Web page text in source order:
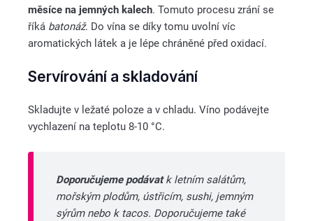
měsíce na jemných kalech. Tomuto procesu zrání se
říká batonáž. Do vína se díky tomu uvolní víc
aromatických látek a je lépe chráněné před oxidací.
Servírování a skladování
Skladujte v ležaté poloze a v chladu. Víno podávejte
vychlazení na teplotu 8-10 °C.
Doporučujeme podávatk letním salátům,
mořským plodům, ústřicím, sushi, jemným
sýrům nebo k tacos. Doporučujeme také